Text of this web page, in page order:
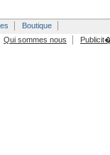
Boutique
Qui sommes nous